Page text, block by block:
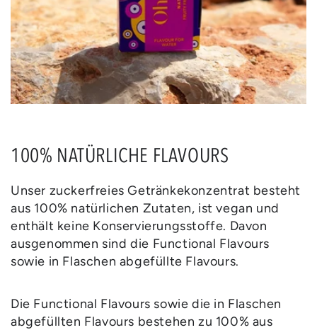
100% NATÜRLICHE FLAVOURS
Unser zuckerfreies Getränkekonzentrat besteht
aus 100% natürlichen Zutaten, ist vegan und
enthält keine Konservierungsstoffe. Davon
ausgenommen sind die Functional Flavours
sowie in Flaschen abgefüllte Flavours.
Die Functional Flavours sowie die in Flaschen
abgefüllten Flavours bestehen zu 100% aus